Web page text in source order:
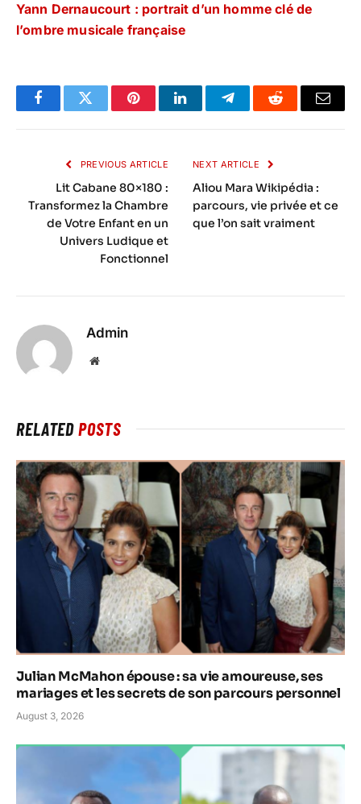
Yann Dernaucourt : portrait d’un homme clé de
l’ombre musicale française
FacebookTwitter PinterestLinkedInTelegramReddit Email
PREVIOUS ARTICLE
Lit Cabane 80×180 :
Transformez la Chambre
de Votre Enfant en un
Univers Ludique et
Fonctionnel
NEXT ARTICLE
Aliou Mara Wikipédia :
parcours, vie privée et ce
que l’on sait vraiment
Admin
Website
RELATEDPOSTS
Julian McMahon épouse : sa vie amoureuse, ses
mariages et les secrets de son parcours personnel
August 3, 2026